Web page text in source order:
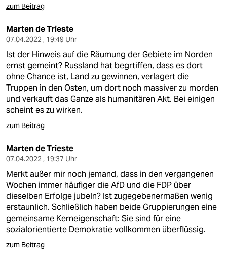
unterstützen
abo
genossenschaft
epaper login
zum Beitrag
Marten de Trieste
07.04.2022 , 19:49 Uhr
Ist der Hinweis auf die Räumung der Gebiete im Norden
ernst gemeint? Russland hat begrtiffen, dass es dort
ohne Chance ist, Land zu gewinnen, verlagert die
Truppen in den Osten, um dort noch massiver zu morden
und verkauft das Ganze als humanitären Akt. Bei einigen
scheint es zu wirken.
zum Beitrag
Marten de Trieste
07.04.2022 , 19:37 Uhr
Merkt außer mir noch jemand, dass in den vergangenen
Wochen immer häufiger die AfD und die FDP über
dieselben Erfolge jubeln? Ist zugegebenermaßen wenig
erstaunlich. Schließlich haben beide Gruppierungen eine
gemeinsame Kerneigenschaft: Sie sind für eine
sozialorientierte Demokratie vollkommen überflüssig.
zum Beitrag